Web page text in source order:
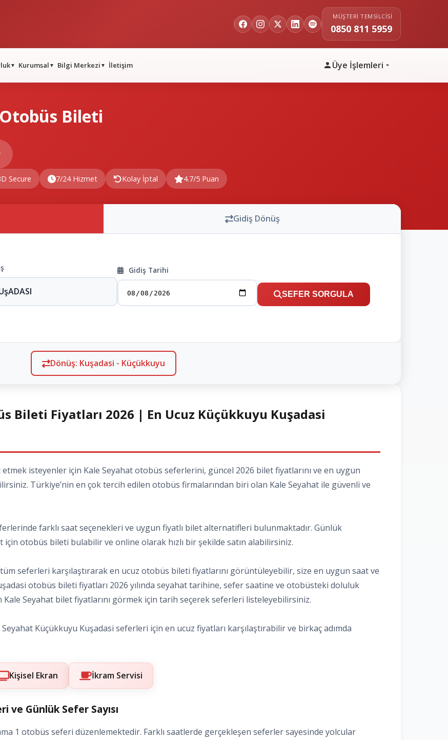
MÜŞTERI TEMSILCISI
0850 811 5959
▼ Kurumsal ▼ Bilgi Merkezi ▼ İletişim Üye İşlemleri
Bileti
Secure 7/24 Hizmet Kolay İptal 4.7/5 Puan
Gidiş Dönüş
Gidiş Tarihi
SEFER SORGULA
Dönüş: Kuşadasi - Küçükkuyu
Bileti Fiyatları 2026 | En Ucuz Küçükkuyu Kuşadasi
isteyenler için Kale Seyahat otobüs seferlerini, güncel 2026 bilet fiyatlarını ve en uygun
Türkiye’nin en çok tercih edilen otobüs firmalarından biri olan Kale Seyahat ile güvenli ve
farklı saat seçenekleri ve uygun fiyatlı bilet alternatifleri bulunmaktadır. Günlük
otobüs bileti bulabilir ve online olarak hızlı bir şekilde satın alabilirsiniz.
seferleri karşılaştırarak en ucuz otobüs bileti fiyatlarını görüntüleyebilir, size en uygun saat ve
otobüs bileti fiyatları 2026 yılında seyahat tarihine, sefer saatine ve otobüsteki doluluk
Seyahat bilet fiyatlarını görmek için tarih seçerek seferleri listeleyebilirsiniz.
Küçükkuyu Kuşadasi seferleri için en ucuz fiyatları karşılaştırabilir ve birkaç adımda
Kişisel Ekran İkram Servisi
ve Günlük Sefer Sayısı
1 otobüs seferi düzenlemektedir. Farklı saatlerde gerçekleşen seferler sayesinde yolcular